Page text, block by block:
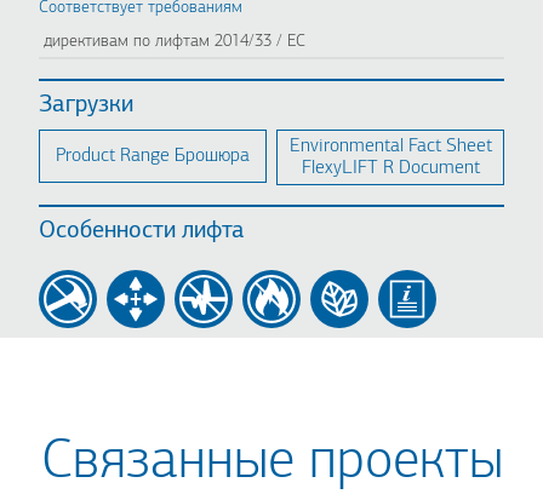
Соответствует требованиям
директивам по лифтам 2014/33 / ЕС
Загрузки
Product Range Брошюра
Environmental Fact Sheet
FlexyLIFT R Document
Особенности лифта
Связанные проекты